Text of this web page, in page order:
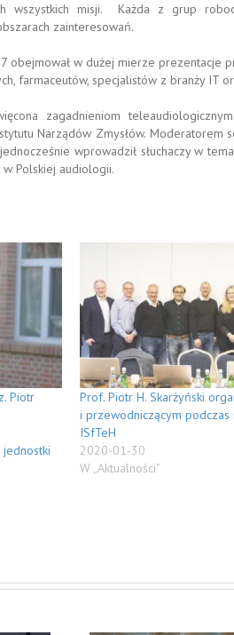
wszystkich misji. Każda z grup
zainteresowań.
obejmował w dużej mierze prezentacje
farmaceutów, specjalistów z branży IT
zagadnieniom
Narządów Zmysłów.
wprowadził słuchaczy w
Polskiej audiologii.
Piotr
Prof. Piotr H. Skarżyński
i przewodniczącym podczas
ISfTeH
2020-01-30
W „Aktualności"